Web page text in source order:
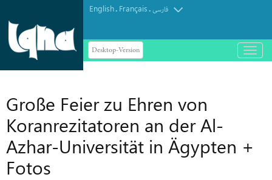
English. Français.فارسی
Desktop-Version
باز
و
Große Feier zu Ehren von
Koranrezitatoren an der Al-
Azhar-Universität in Ägypten +
Fotos